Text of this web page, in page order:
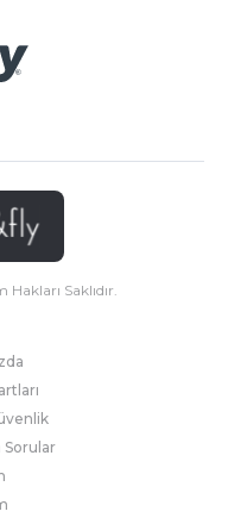
Hakları Saklıdır.
Sorular